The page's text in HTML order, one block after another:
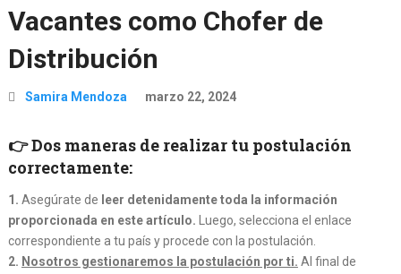
Vacantes como Chofer de
Distribución
Samira Mendoza marzo 22, 2024
👉 Dos maneras de realizar tu postulación
correctamente:
1. Asegúrate de leer detenidamente toda la información
proporcionada en este artículo. Luego, selecciona el enlace
correspondiente a tu país y procede con la postulación.
2. Nosotros gestionaremos la postulación por ti. Al final de